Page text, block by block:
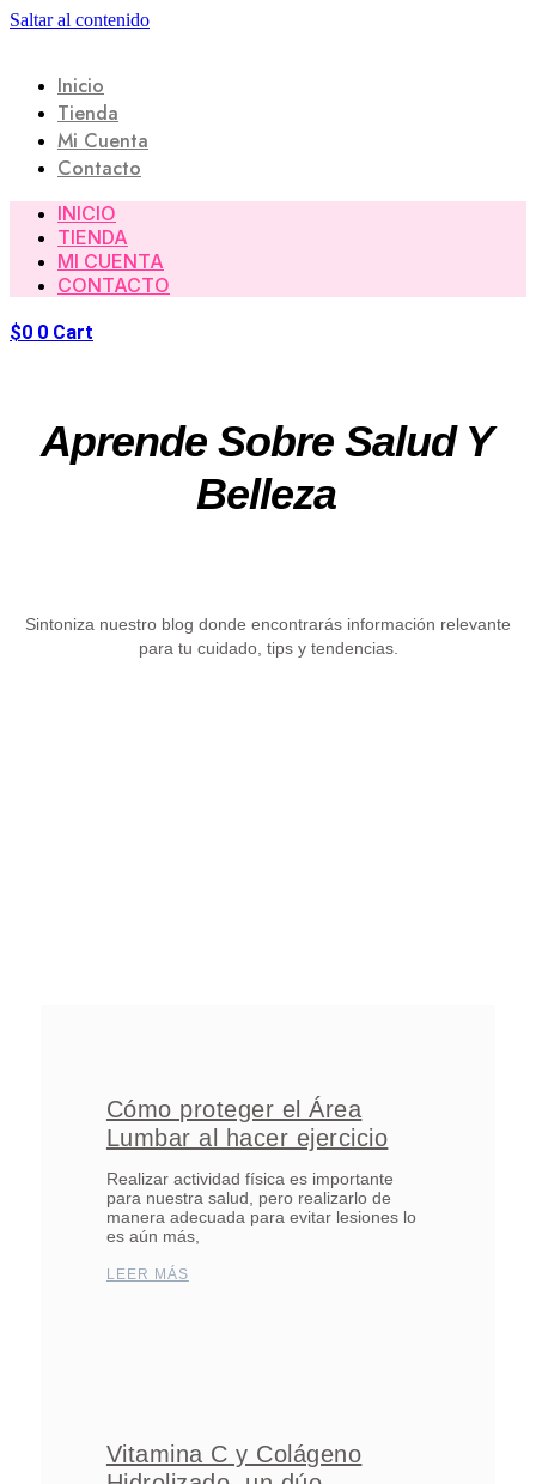
Saltar al contenido
Inicio
Tienda
Mi Cuenta
Contacto
INICIO
TIENDA
MI CUENTA
CONTACTO
$0 0 Cart
Aprende Sobre Salud Y
Belleza
Sintoniza nuestro blog donde encontrarás información relevante
para tu cuidado, tips y tendencias.
Cómo proteger el Área
Lumbar al hacer ejercicio
Realizar actividad física es importante
para nuestra salud, pero realizarlo de
manera adecuada para evitar lesiones lo
es aún más,
LEER MÁS
Vitamina C y Colágeno